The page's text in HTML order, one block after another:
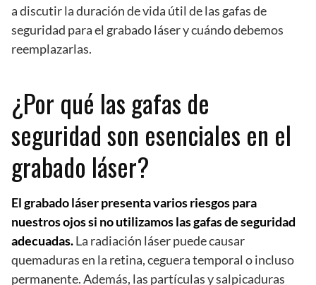
a discutir la duración de vida útil de las gafas de
seguridad para el grabado láser y cuándo debemos
reemplazarlas.
¿Por qué las gafas de
seguridad son esenciales en el
grabado láser?
El grabado láser presenta varios riesgos para
nuestros ojos si no utilizamos las gafas de seguridad
adecuadas.La radiación láser puede causar
quemaduras en la retina, ceguera temporal o incluso
permanente. Además, las partículas y salpicaduras